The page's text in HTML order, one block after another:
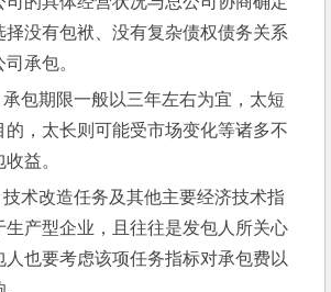
择没有包袱、没有复杂债权债务关系
承包。
包期限一般以三年左右为宜，太短
的，太长则可能受市场变化等诸多不
益。
术改造任务及其他主要经济技术指
生产型企业，且往往是发包人所关心
人也要考虑该项任务指标对承包费以